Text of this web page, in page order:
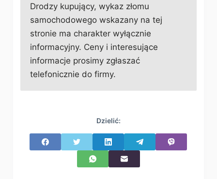
Drodzy kupujący, wykaz złomu
samochodowego wskazany na tej
stronie ma charakter wyłącznie
informacyjny. Ceny i interesujące
informacje prosimy zgłaszać
telefonicznie do firmy.
Dzielić: